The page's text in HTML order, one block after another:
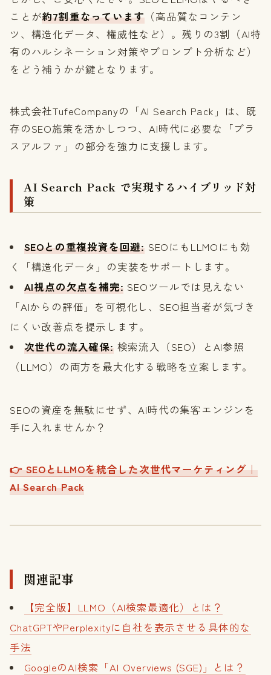
ことが約7割重なっています （高品質なコンテン
ツ、構造化データ、権威性など）。残りの3割（AI特
有のハルシネーション対策やプロンプト分析など）
をどう補うかが鍵となります。
株式会社TufeCompanyの「AI Search Pack」は、既
存のSEO施策を活かしつつ、AI時代に必要な「プラ
スアルファ」の部分を強力に支援します。
AI Search Pack で実現するハイブリッド対
策
SEOとの重複投資を回避:SEOにもLLMOにも効
く「構造化データ」の実装をサポートします。
AI視点の欠点を補完: SEOツールでは見えない
「AIからの評価」を可視化し、SEO担当者が気づき
にくい改善点を提示します。
次世代の流入確保:検索流入（SEO）とAI参照
（LLMO）の両方を最大化する戦略を立案します。
SEOの資産を無駄にせず、AI時代の集客エンジンを
手に入れませんか？
👉 SEOとLLMOを統合した次世代マーケティング｜
AI Search Pack
関連記事
【完全版】LLMO（AI検索最適化）とは？
ChatGPTやPerplexityに自社を表示させる具体的な
手法
GoogleのAI検索「AI Overviews (SGE)」とは？